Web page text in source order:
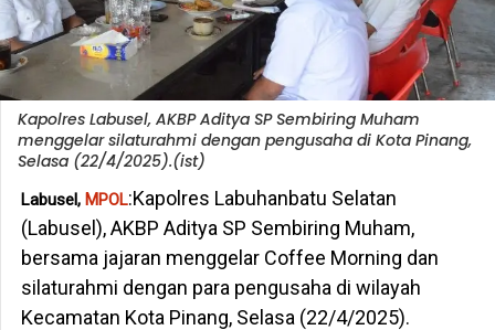
Kapolres Labusel, AKBP Aditya SP Sembiring Muham
menggelar silaturahmi dengan pengusaha di Kota Pinang,
Selasa (22/4/2025).(ist)
Labusel, MPOL:Kapolres Labuhanbatu Selatan
(Labusel), AKBP Aditya SP Sembiring Muham,
bersama jajaran menggelar Coffee Morning dan
silaturahmi dengan para pengusaha di wilayah
Kecamatan Kota Pinang, Selasa (22/4/2025).